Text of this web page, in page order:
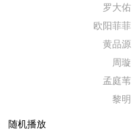
罗大佑
欧阳菲菲
黄品源
周璇
孟庭苇
黎明
随机播放